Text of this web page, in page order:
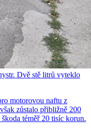
Dvě stě litrů vyteklo
motorovou naftu z
zůstalo přibližně 200
téměř 20 tisíc korun.